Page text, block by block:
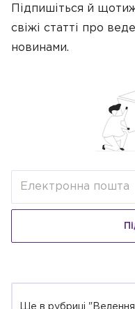
Підпишіться й
свіжі статті про
новинами.
Ще в рубриці "Ведення